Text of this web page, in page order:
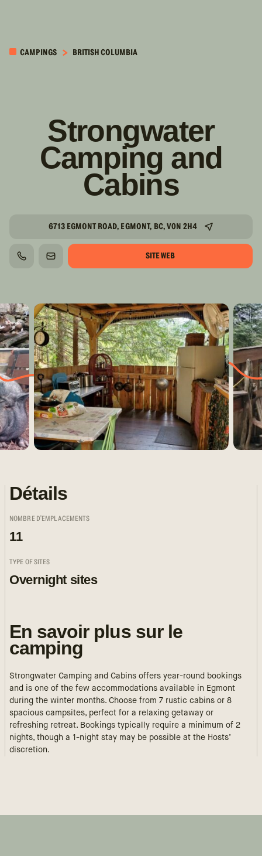
CONTENUCAMPINGS BRITISH COLUMBIA
Strongwater
Camping and
Cabins
6713 EGMONT ROAD, EGMONT, BC, V0N 2H4
TÉLÉPHONECOURRIEL SITE WEB
Détails
NOMBRE D'EMPLACEMENTS
11
TYPE OF SITES
Overnight sites
En savoir plus sur le
camping
Strongwater Camping and Cabins offers year-round bookings
and is one of the few accommodations available in Egmont
during the winter months. Choose from 7 rustic cabins or 8
spacious campsites, perfect for a relaxing getaway or
refreshing retreat. Bookings typically require a minimum of 2
nights, though a 1-night stay may be possible at the Hosts’
discretion.